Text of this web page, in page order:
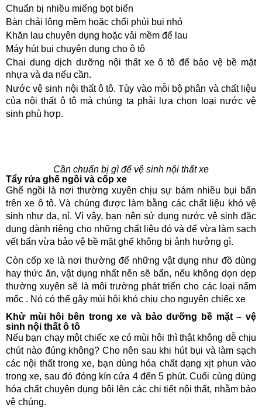
Chuẩn bị nhiều miếng bọt biển
Bàn chải lông mềm hoặc chổi phủi bụi nhỏ
Khăn lau chuyên dụng hoặc vải mềm để lau
Máy hút bụi chuyên dụng cho ô tô
Chai dung dịch dưỡng nội thất xe ô tô để bảo vệ bề mặt
nhựa và da nếu cần.
Nước vệ sinh nội thất ô tô. Tùy vào mỗi bộ phân và chất liệu
của nội thất ô tô mà chúng ta phải lựa chọn loại nước vệ
sinh phù hợp.
Cần chuẩn bị gì để vệ sinh nội thất xe
Tẩy rửa ghế ngồi và cốp xe
Ghế ngồi là nơi thường xuyên chịu sự bám nhiều bụi bẩn
trên xe ô tô. Và chúng được làm bằng các chất liệu khó vệ
sinh như da, nỉ. Vì vậy, bạn nên sử dụng nước vệ sinh đặc
dụng dành riêng cho những chất liệu đó và để vừa làm sạch
vết bẩn vừa bảo vệ bề mặt ghế không bị ảnh hưởng gì.
Còn cốp xe là nơi thường để những vật dụng như đồ dùng
hay thức ăn, vật dụng nhất nên sẽ bẩn, nếu không dọn dẹp
thường xuyên sẽ là môi trường phát triển cho các loại nấm
mốc . Nó có thể gây mùi hôi khó chịu cho nguyên chiếc xe
Khử mùi hôi bên trong xe và bảo dưỡng bề mặt – vệ
sinh nội thất ô tô
Nếu bạn chạy một chiếc xe có mùi hôi thì thật không dễ chịu
chút nào đúng không? Cho nên sau khi hút bụi và làm sạch
các nội thất trong xe, bạn dùng hóa chất dạng xịt phun vào
trong xe, sau đó đóng kín cửa 4 đến 5 phút. Cuối cùng dùng
hóa chất chuyên dụng bôi lên các chi tiết nội thất, nhằm bảo
vệ chúng.